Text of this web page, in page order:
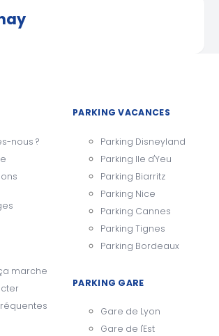
nous ?
marche
PARKING VACANCES
Parking Disneyland
Parking Ile d'Yeu
Parking Biarritz
Parking Nice
Parking Cannes
Parking Tignes
Parking Bordeaux
PARKING GARE
Gare de Lyon
Gare de l'Est